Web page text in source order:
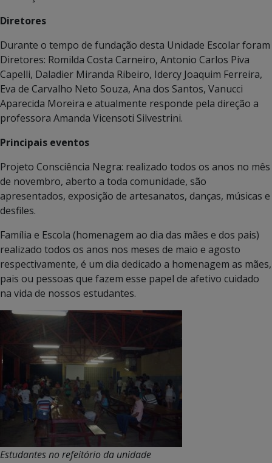
Diretores
Durante o tempo de fundação desta Unidade Escolar foram
Diretores: Romilda Costa Carneiro, Antonio Carlos Piva
Capelli, Daladier Miranda Ribeiro, Idercy Joaquim Ferreira,
Eva de Carvalho Neto Souza, Ana dos Santos, Vanucci
Aparecida Moreira e atualmente responde pela direção a
professora Amanda Vicensoti Silvestrini.
Principais eventos
Projeto Consciência Negra: realizado todos os anos no mês
de novembro, aberto a toda comunidade, são
apresentados, exposição de artesanatos, danças, músicas e
desfiles.
Família e Escola (homenagem ao dia das mães e dos pais)
realizado todos os anos nos meses de maio e agosto
respectivamente, é um dia dedicado a homenagem as mães,
pais ou pessoas que fazem esse papel de afetivo cuidado
na vida de nossos estudantes.
Estudantes no refeitório da unidade